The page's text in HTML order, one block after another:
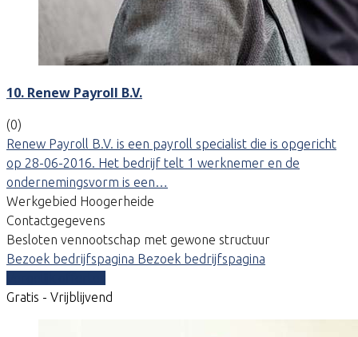
10. Renew Payroll B.V.
(0)
Renew Payroll B.V. is een payroll specialist die is opgericht
op 28-06-2016. Het bedrijf telt 1 werknemer en de
ondernemingsvorm is een…
Werkgebied Hoogerheide
Contactgegevens
Besloten vennootschap met gewone structuur
Bezoek bedrijfspagina Bezoek bedrijfspagina
Gratis - Vrijblijvend